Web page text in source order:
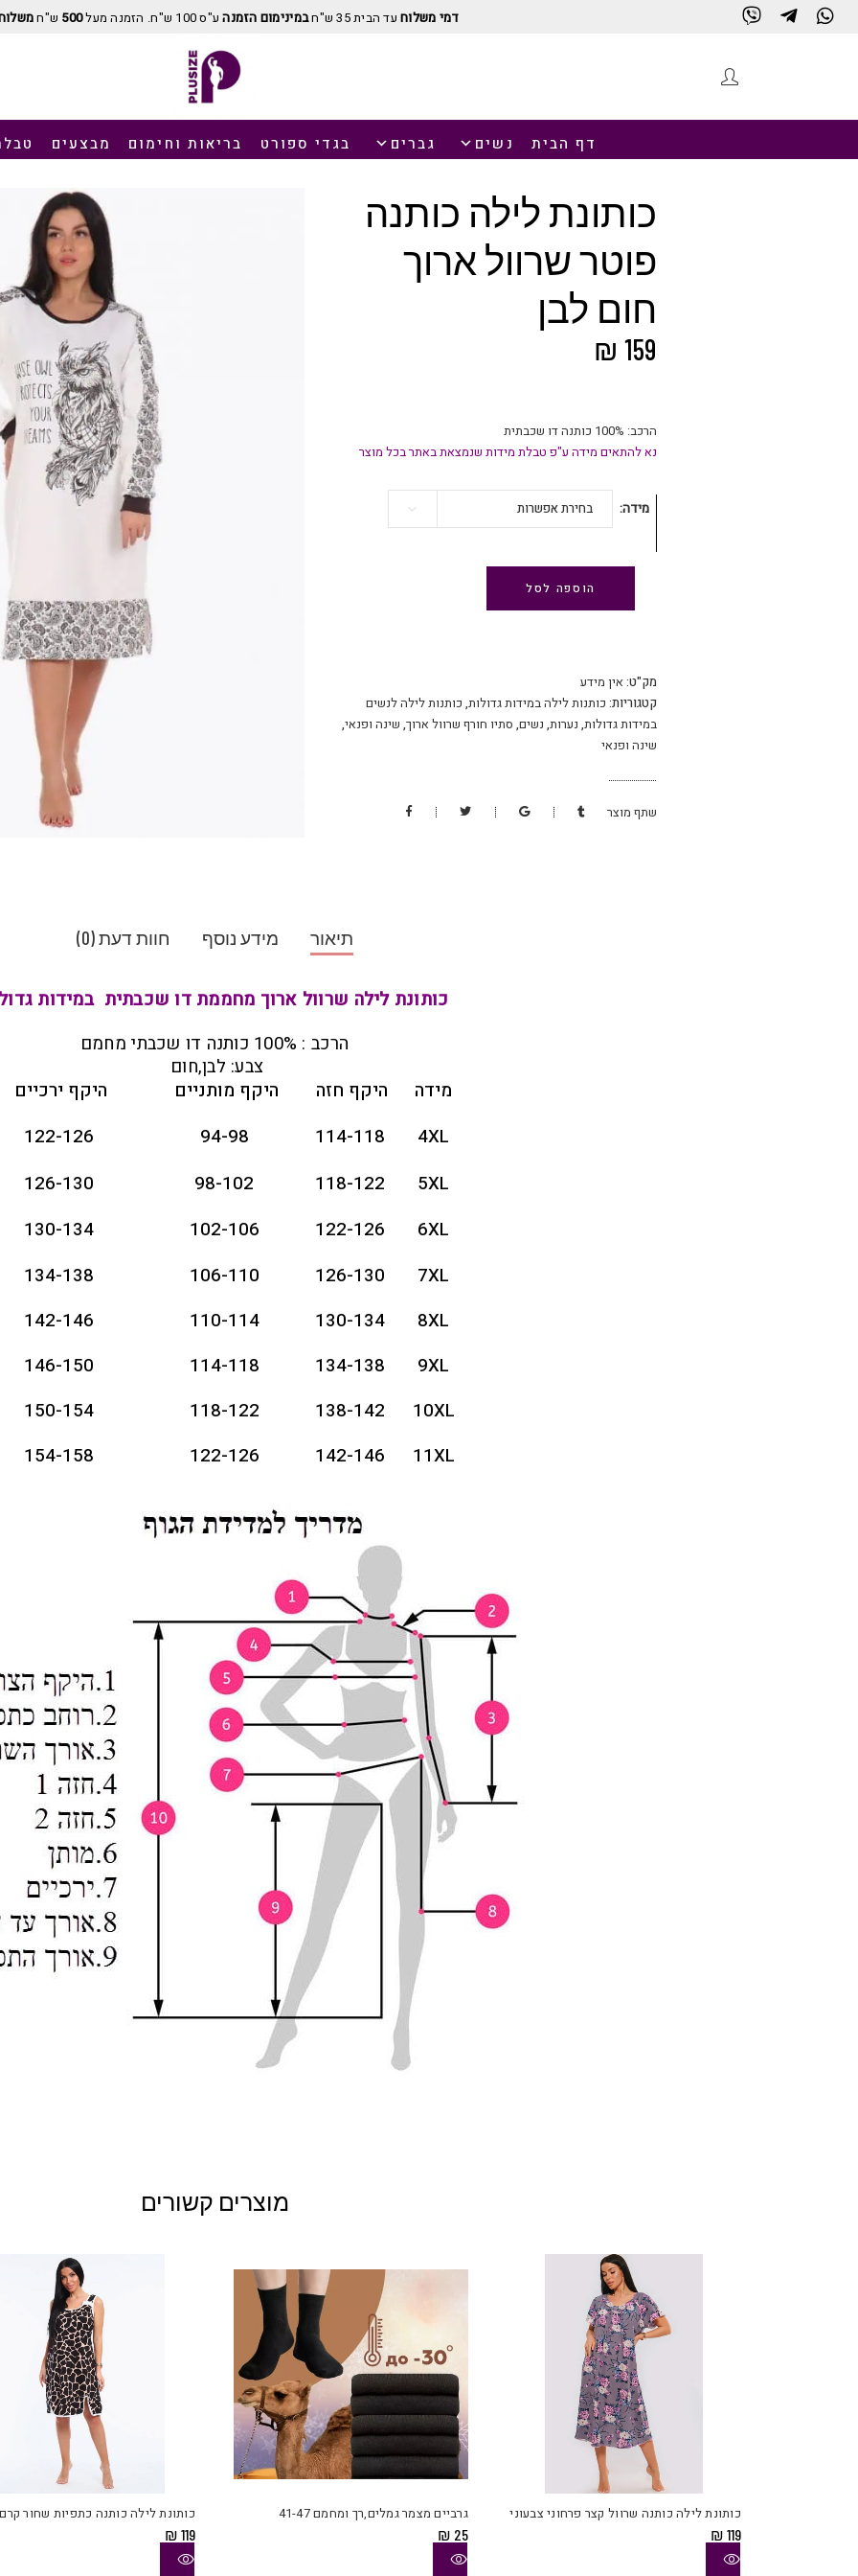
דמי משלוחעד הבית 35 ש"ח במינימום הזמנהע"ס 100 ש"ח. הזמנה מעל 500 ש"ח
דף הבית נשים גברים בגדי ספורט בריאות וחימום מבצעים
חנות
כותונת לילה כותנה
פוטר שרוול ארוך
חום לבן
₪ 159
הרכב: 100% כותנה דו שכבתית
נא להתאים מידה ע"פ טבלת מידות שנמצאת באתר בכל מוצר
מידה בחירת אפשרות
הוספה לסל
מק"ט: אין מידע
קטגוריות: כותנות לילה במידות גדולות, כותנות לילה לנשים
במידות גדולות, נערות, נשים, סתיו חורף שרוול ארוך, שינה ופנאי,
שינה ופנאי
שתף מוצר
תיאור מידע נוסף חוות דעת (0)
כותונת לילה שרוול ארוך מחממת דו שכבתית במידות
הרכב : 100% כותנה דו שכבתי מחמם
צבע: לבן,חום
מידה
היקף חזה היקף מותניים
היקף ירכיים
4XL
114-118
94-98
122-126
5XL
118-122
98-102
126-130
6XL
122-126
102-106
130-134
7XL
126-130
106-110
134-138
8XL
130-134
110-114
142-146
9XL
134-138
114-118
146-150
10XL
138-142
118-122
150-154
11XL
142-146
122-126
154-158
מוצרים קשורים
כותונת לילה כותנה כתפיות שחור קרם
₪ 119
מספר
סוגים.
ניתן
גרביים מצמר גמלים,רך ומחמם 41-47
₪ 25
למוצר
זה
מספר
סוגים.
ניתן
כותונת לילה כותנה שרוול קצר פרחוני צבעוני
₪ 119